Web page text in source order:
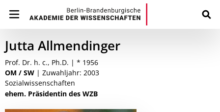
Jutta Allmendinger
Prof. Dr. h. c., Ph.D. | * 1956
OM / SW | Zuwahljahr: 2003
Sozialwissenschaften
ehem. Präsidentin des WZB